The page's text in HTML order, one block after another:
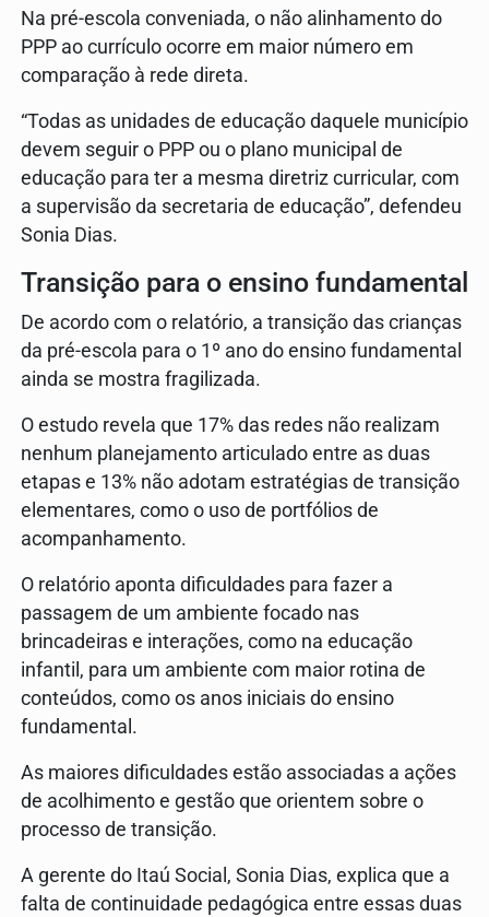
Na pré-escola conveniada, o não alinhamento do
PPP ao currículo ocorre em maior número em
comparação à rede direta.
“Todas as unidades de educação daquele município
devem seguir o PPP ou o plano municipal de
educação para ter a mesma diretriz curricular, com
a supervisão da secretaria de educação”, defendeu
Sonia Dias.
Transição para o ensino fundamental
De acordo com o relatório, a transição das crianças
da pré-escola para o 1º ano do ensino fundamental
ainda se mostra fragilizada.
O estudo revela que 17% das redes não realizam
nenhum planejamento articulado entre as duas
etapas e 13% não adotam estratégias de transição
elementares, como o uso de portfólios de
acompanhamento.
O relatório aponta dificuldades para fazer a
passagem de um ambiente focado nas
brincadeiras e interações, como na educação
infantil, para um ambiente com maior rotina de
conteúdos, como os anos iniciais do ensino
fundamental.
As maiores dificuldades estão associadas a ações
de acolhimento e gestão que orientem sobre o
processo de transição.
A gerente do Itaú Social, Sonia Dias, explica que a
falta de continuidade pedagógica entre essas duas